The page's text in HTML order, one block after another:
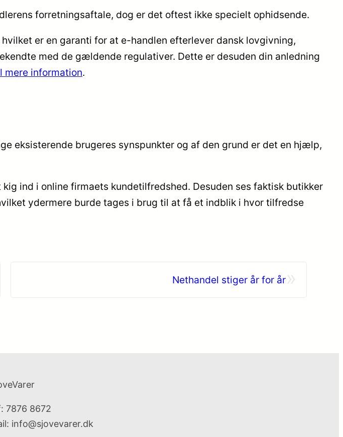
forretningsaftale, dog er det oftest ikke specielt ophidsende.
er en garanti for at e-handlen efterlever dansk lovgivning,
med de gældende regulativer. Dette er desuden din anledning
mere information.
eksisterende brugeres synspunkter og af den grund er det en hjælp,
ind i online firmaets kundetilfredshed. Desuden ses faktisk butikker
ydermere burde tages i brug til at få et indblik i hvor tilfredse
Nethandel stiger år for år
7876 8672
info@sjovevarer.dk